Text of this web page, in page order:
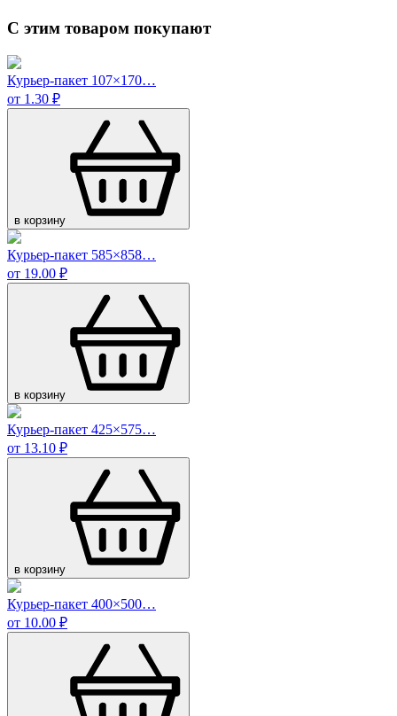
С этим товаром покупают
Курьер-пакет 107×170…
от 1.30 ₽
в корзину
Курьер-пакет 585×858…
от 19.00 ₽
в корзину
Курьер-пакет 425×575…
от 13.10 ₽
в корзину
Курьер-пакет 400×500…
от 10.00 ₽